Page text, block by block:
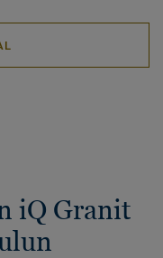
iQ Granit